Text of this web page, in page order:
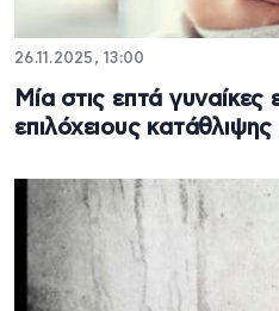
26.11.2025, 13:00
Μία στις επτά
επιλόχειους